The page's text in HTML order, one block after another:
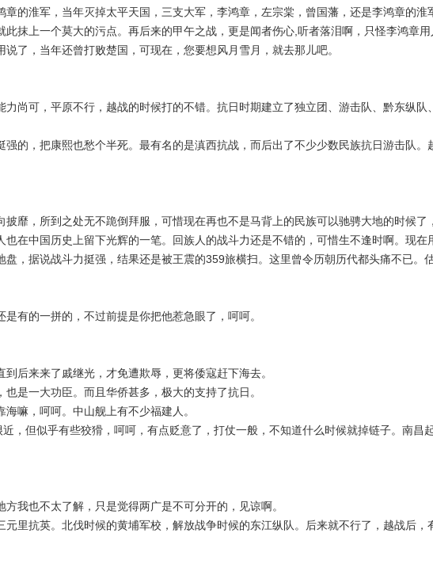
的淮军，当年灭掉太平天国，三支大军，李鸿章，左宗棠，曾国藩，还是李鸿章的淮
抹上一个莫大的污点。再后来的甲午之战，更是闻者伤心,听者落泪啊，只怪李鸿章用
了，当年还曾打败楚国，可现在，您要想风月雪月，就去那儿吧。
尚可，平原不行，越战的时候打的不错。抗日时期建立了独立团、游击队、黔东纵队、
的，把康熙也愁个半死。最有名的是滇西抗战，而后出了不少少数民族抗日游击队。
靡，所到之处无不跪倒拜服，可惜现在再也不是马背上的民族可以驰骋大地的时候了
在中国历史上留下光辉的一笔。回族人的战斗力还是不错的，可惜生不逢时啊。现在
，据说战斗力挺强，结果还是被王震的359旅横扫。这里曾令历朝历代都头痛不已。
有的一拼的，不过前提是你把他惹急眼了，呵呵。
后来来了戚继光，才免遭欺辱，更将倭寇赶下海去。
是一大功臣。而且华侨甚多，极大的支持了抗日。
嘛，呵呵。中山舰上有不少福建人。
，但似乎有些狡猾，呵呵，有点贬意了，打仗一般，不知道什么时候就掉链子。南昌
我也不太了解，只是觉得两广是不可分开的，见谅啊。
元里抗英。北伐时候的黄埔军校，解放战争时候的东江纵队。后来就不行了，越战后，